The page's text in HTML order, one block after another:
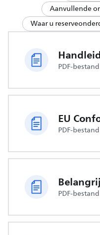
Aanvullende
Waar u
PDF-bestand
PDF-bestand
PDF-bestand